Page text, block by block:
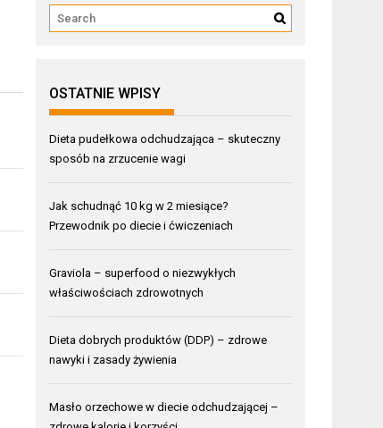
OSTATNIE WPISY
Dieta pudełkowa odchudzająca – skuteczny
sposób na zrzucenie wagi
Jak schudnąć 10 kg w 2 miesiące?
Przewodnik po diecie i ćwiczeniach
Graviola – superfood o niezwykłych
właściwościach zdrowotnych
Dieta dobrych produktów (DDP) – zdrowe
nawyki i zasady żywienia
Masło orzechowe w diecie odchudzającej –